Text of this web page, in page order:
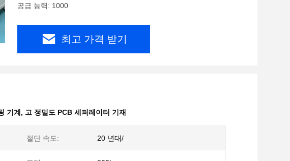
공급 능력: 1000
최고 가격 받기
기계 , 고 정밀도 PCB 세퍼레이터 기재
절단 속도: 20 년대/